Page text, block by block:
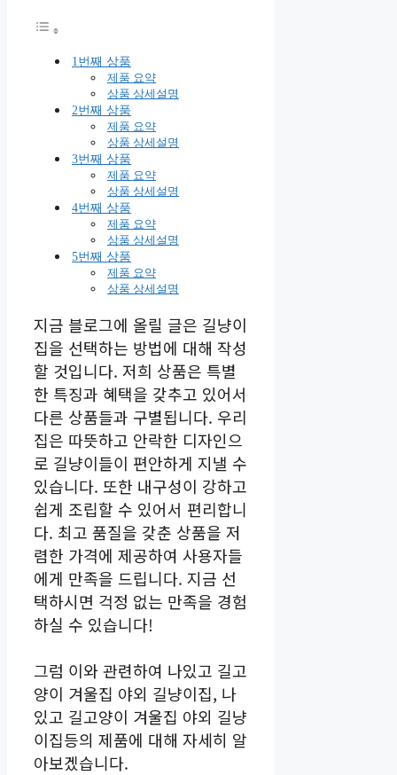
1번째 상품
제품 요약
상품 상세설명
2번째 상품
제품 요약
상품 상세설명
3번째 상품
제품 요약
상품 상세설명
4번째 상품
제품 요약
상품 상세설명
5번째 상품
제품 요약
상품 상세설명
지금 블로그에 올릴 글은 길냥이
집을 선택하는 방법에 대해 작성
할 것입니다. 저희 상품은 특별
한 특징과 혜택을 갖추고 있어서
다른 상품들과 구별됩니다. 우리
집은 따뜻하고 안락한 디자인으
로 길냥이들이 편안하게 지낼 수
있습니다. 또한 내구성이 강하고
쉽게 조립할 수 있어서 편리합니
다. 최고 품질을 갖춘 상품을 저
렴한 가격에 제공하여 사용자들
에게 만족을 드립니다. 지금 선
택하시면 걱정 없는 만족을 경험
하실 수 있습니다!
그럼 이와 관련하여 나있고 길고
양이 겨울집 야외 길냥이집, 나
있고 길고양이 겨울집 야외 길냥
이집등의 제품에 대해 자세히 알
아보겠습니다.